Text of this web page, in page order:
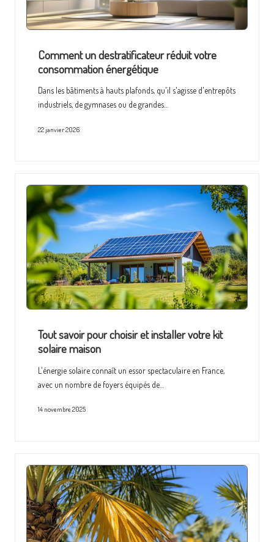
Comment un destratificateur réduit votre
consommation énergétique
Dans les bâtiments à hauts plafonds, qu'il s'agisse d'entrepôts
industriels, de gymnases ou de grandes…
22 janvier 2026
Tout savoir pour choisir et installer votre kit
solaire maison
L'énergie solaire connaît un essor spectaculaire en France,
avec un nombre de foyers équipés de…
14 novembre 2025